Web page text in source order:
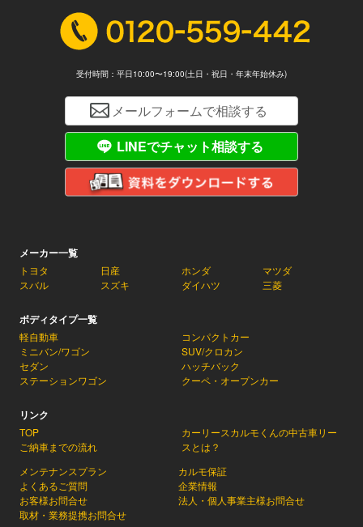
受付時間：平日10:00〜19:00(土日・祝日・年末年始休み)
メールフォームで相談する
LINEでチャット相談する
メーカー一覧
トヨタ 日産 ホンダ
マツダ
スバル
スズキ ダイハツ 三菱
ボディタイプ一覧
軽自動車
コンパクトカー
ミニバン/ワゴン
SUV/クロカン
セダン
ハッチバック
ステーションワゴン
クーペ・オープンカー
リンク
TOP
ご納車までの流れ
カーリースカルモくんの中古車リー
スとは？
メンテナンスプラン
カルモ保証
よくあるご質問
企業情報
お客様お問合せ
法人・個人事業主様お問合せ
取材・業務提携お問合せ